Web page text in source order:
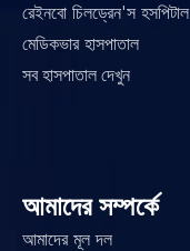
রেইনবো চিলড্রেন'স হসপিটাল
মেডিকভার হাসপাতাল
সব হাসপাতাল দেখুন
আমাদের সম্পর্কে
আমাদের মূল দল